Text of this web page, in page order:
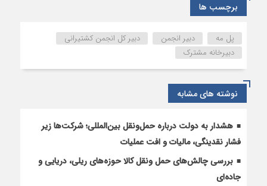
مشترک
شرکت
های
حمل
و
نقل
بین
ایران
برچسب ها
پل مه دبیر انجمن
دبیر کل انجمن کشتیرانی
دبیرخانه مشترک
نوشته های مشابه
هشدار به دولت درباره حمل‌ونقل بین‌المللی؛ شرکت‌ها زیر
فشار نقدینگی، مالیات و افت عملیات
بررسی چالش‌های حمل ونقل کالا حوزه‌های ریلی، دریایی و
جاده‌ای